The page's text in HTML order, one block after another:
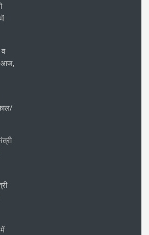
व
आज,